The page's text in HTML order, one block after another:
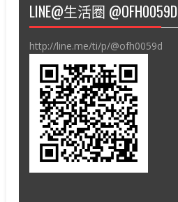
LINE@生活圈 @OFH0059D
http://line.me/ti/p/@ofh0059d